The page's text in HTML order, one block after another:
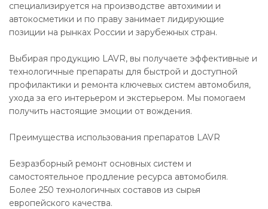
специализируется на производстве автохимии и
автокосметики и по праву занимает лидирующие
позиции на рынках России и зарубежных стран.
Выбирая продукцию LAVR, вы получаете эффективные и
технологичные препараты для быстрой и доступной
профилактики и ремонта ключевых систем автомобиля,
ухода за его интерьером и экстерьером. Мы помогаем
получить настоящие эмоции от вождения.
Преимущества использования препаратов LAVR
Безразборный ремонт основных систем и
самостоятельное продление ресурса автомобиля.
Более 250 технологичных составов из сырья
европейского качества.